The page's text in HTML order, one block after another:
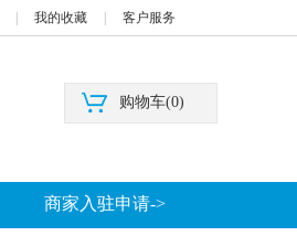
我的收藏 客户服务
购物车(0)
商家入驻申请->